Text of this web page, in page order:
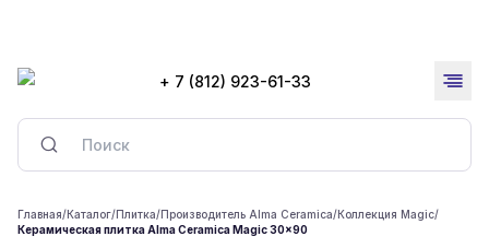
+ 7 (812) 923-61-33
Главная/Каталог/Плитка/Производитель Alma Ceramica/Коллекция Magic/
Керамическая плитка Alma Ceramica Magic 30x90